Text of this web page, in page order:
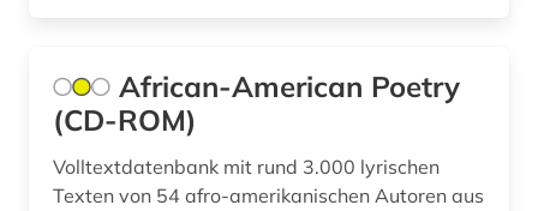
African-American Poetry
(CD-ROM)
Volltextdatenbank mit rund 3.000 lyrischen
Texten von 54 afro-amerikanischen Autoren aus